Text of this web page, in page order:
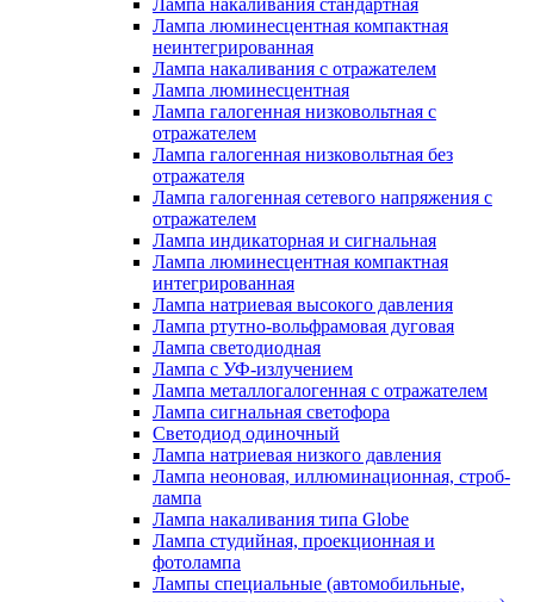
Лампа накаливания стандартная
Лампа люминесцентная компактная
неинтегрированная
Лампа накаливания с отражателем
Лампа люминесцентная
Лампа галогенная низковольтная с
отражателем
Лампа галогенная низковольтная без
отражателя
Лампа галогенная сетевого напряжения с
отражателем
Лампа индикаторная и сигнальная
Лампа люминесцентная компактная
интегрированная
Лампа натриевая высокого давления
Лампа ртутно-вольфрамовая дуговая
Лампа светодиодная
Лампа с УФ-излучением
Лампа металлогалогенная с отражателем
Лампа сигнальная светофора
Светодиод одиночный
Лампа натриевая низкого давления
Лампа неоновая, иллюминационная, строб-
лампа
Лампа накаливания типа Globe
Лампа студийная, проекционная и
фотолампа
Лампы специальные (автомобильные,